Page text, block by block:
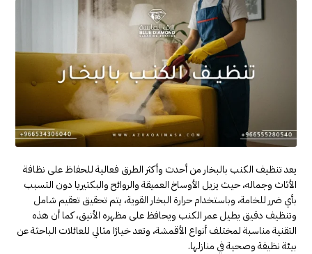
يعد تنظيف الكنب بالبخار من أحدث وأكثر الطرق فعالية للحفاظ على نظافة
الأثاث وجماله، حيث يزيل الأوساخ العميقة والروائح والبكتيريا دون التسبب
بأي ضرر للخامة، وباستخدام حرارة البخار القوية، يتم تحقيق تعقيم شامل
وتنظيف دقيق يطيل عمر الكنب ويحافظ على مظهره الأنيق، كما أن هذه
التقنية مناسبة لمختلف أنواع الأقمشة، وتعد خيارًا مثالي للعائلات الباحثة عن
بيئة نظيفة وصحية في منازلها.